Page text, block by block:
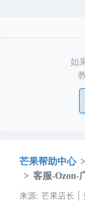
如
芒果帮助中心
客服-Ozon-
来源: 芒果店长 |